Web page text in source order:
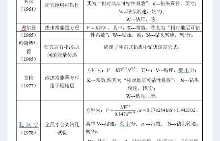
(Martin Klempa)